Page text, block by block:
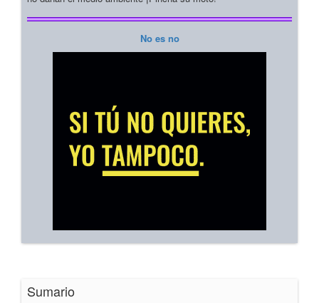
No es no
Sumario